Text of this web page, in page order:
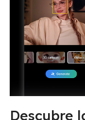
Descubre